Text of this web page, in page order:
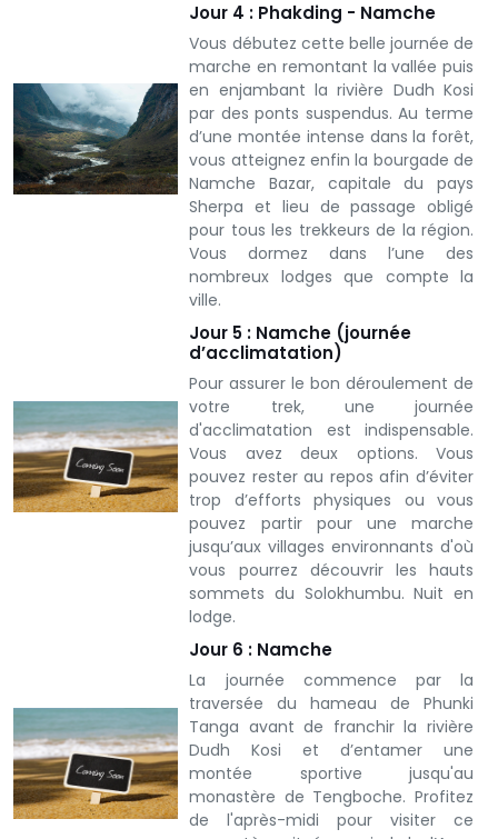
Jour 4 : Phakding - Namche
Vous débutez cette belle journée de
marche en remontant la vallée puis
en enjambant la rivière Dudh Kosi
par des ponts suspendus. Au terme
d’une montée intense dans la forêt,
vous atteignez enfin la bourgade de
Namche Bazar, capitale du pays
Sherpa et lieu de passage obligé
pour tous les trekkeurs de la région.
Vous dormez dans l’une des
nombreux lodges que compte la
ville.
Jour 5 : Namche (journée
d’acclimatation)
Pour assurer le bon déroulement de
votre trek, une journée
d'acclimatation est indispensable.
Vous avez deux options. Vous
pouvez rester au repos afin d’éviter
trop d’efforts physiques ou vous
pouvez partir pour une marche
jusqu’aux villages environnants d'où
vous pourrez découvrir les hauts
sommets du Solokhumbu. Nuit en
lodge.
Jour 6 : Namche
La journée commence par la
traversée du hameau de Phunki
Tanga avant de franchir la rivière
Dudh Kosi et d’entamer une
montée sportive jusqu'au
monastère de Tengboche. Profitez
de l'après-midi pour visiter ce